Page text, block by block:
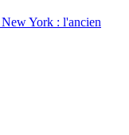
York : l'ancien